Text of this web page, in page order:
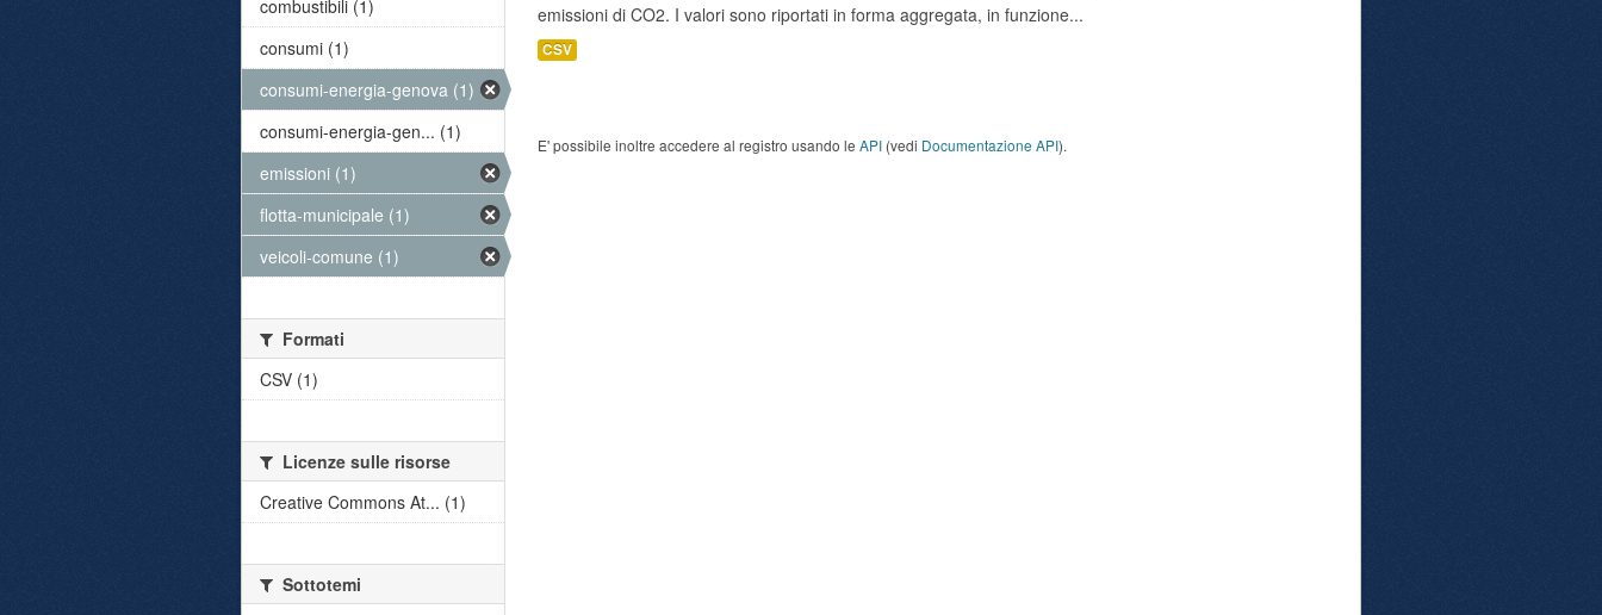
emissioni di CO2. I valori sono riportati in forma aggregata, in funzione...
CSV
E' possibile inoltre accedere al registro usando le API (vedi Documentazione API).
combustibili (1)
consumi (1)
consumi-energia-genova (1)
consumi-energia-gen... (1)
emissioni (1)
flotta-municipale (1)
veicoli-comune (1)
Formati
CSV (1)
Licenze sulle risorse
Creative Commons At... (1)
Sottotemi